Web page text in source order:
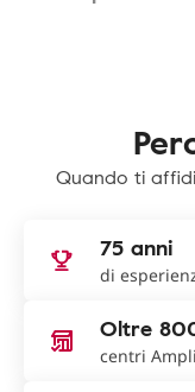
Quando ti
75 anni
di
Oltre
centri